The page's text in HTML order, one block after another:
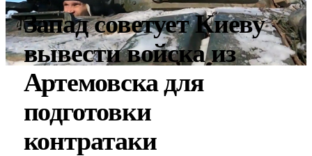
Запад советует Киеву
вывести войска из
Артемовска для
подготовки
контратаки